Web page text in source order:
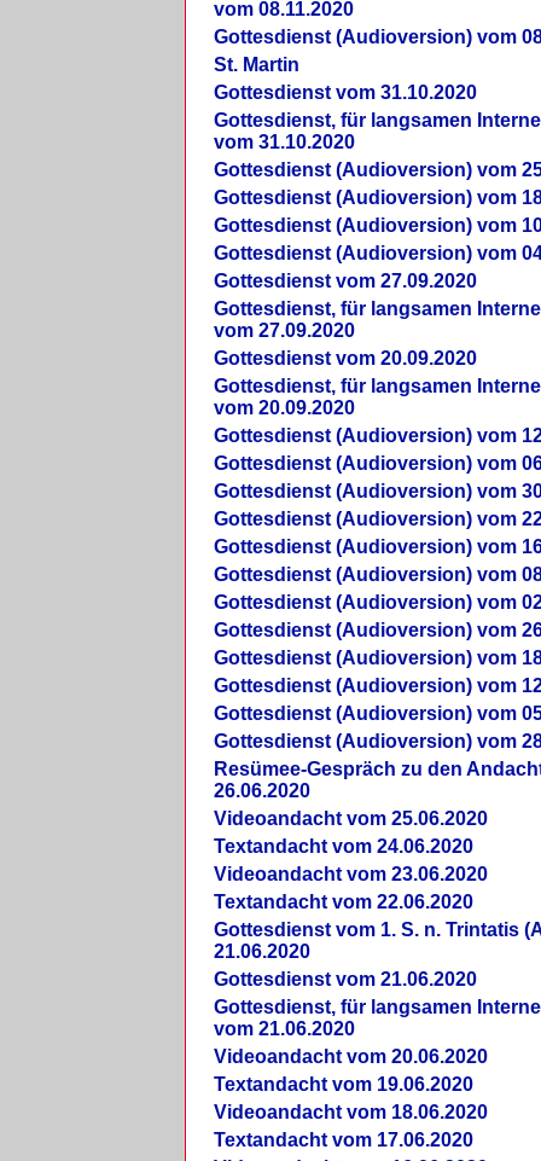
vom 08.11.2020
Gottesdienst (Audioversion) vom
St. Martin
Gottesdienst vom 31.10.2020
Gottesdienst, für langsamen
vom 31.10.2020
Gottesdienst (Audioversion) vom
Gottesdienst (Audioversion) vom
Gottesdienst (Audioversion) vom
Gottesdienst (Audioversion) vom
Gottesdienst vom 27.09.2020
Gottesdienst, für langsamen
vom 27.09.2020
Gottesdienst vom 20.09.2020
Gottesdienst, für langsamen
vom 20.09.2020
Gottesdienst (Audioversion) vom
Gottesdienst (Audioversion) vom
Gottesdienst (Audioversion) vom
Gottesdienst (Audioversion) vom
Gottesdienst (Audioversion) vom
Gottesdienst (Audioversion) vom
Gottesdienst (Audioversion) vom
Gottesdienst (Audioversion) vom
Gottesdienst (Audioversion) vom
Gottesdienst (Audioversion) vom
Gottesdienst (Audioversion) vom
Gottesdienst (Audioversion) vom
Re­sü­mee-Gespräch zu den
26.06.2020
Videoandacht vom 25.06.2020
Textandacht vom 24.06.2020
Videoandacht vom 23.06.2020
Textandacht vom 22.06.2020
Gottesdienst vom 1. S. n. Trintatis
21.06.2020
Gottesdienst vom 21.06.2020
Gottesdienst, für langsamen
vom 21.06.2020
Videoandacht vom 20.06.2020
Textandacht vom 19.06.2020
Videoandacht vom 18.06.2020
Textandacht vom 17.06.2020